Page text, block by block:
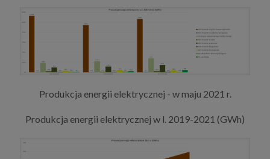
Produkcja energii elektrycznej - w maju 2021 r.
Produkcja energii elektrycznej w l. 2019-2021 (GWh)